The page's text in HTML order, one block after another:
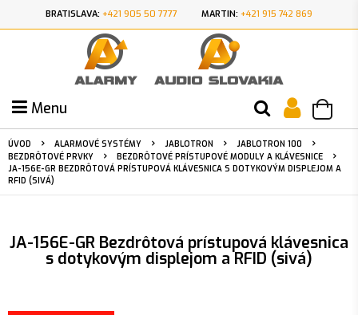
BRATISLAVA: +421 905 50 7777 MARTIN: +421 915 742 869
Menu
ÚVOD ALARMOVÉ SYSTÉMY JABLOTRON
JABLOTRON 100
BEZDRÔTOVÉ PRVKY
BEZDRÔTOVÉ PRÍSTUPOVÉ MODULY A KLÁVESNICE
JA-156E-GR BEZDRÔTOVÁ PRÍSTUPOVÁ KLÁVESNICA S DOTYKOVÝM DISPLEJOM A
RFID (SIVÁ)
JA-156E-GR Bezdrôtová prístupová klávesnica
s dotykovým displejom a RFID (sivá)